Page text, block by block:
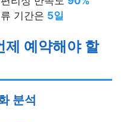
기간은 5일
제 예약해야 할
분석